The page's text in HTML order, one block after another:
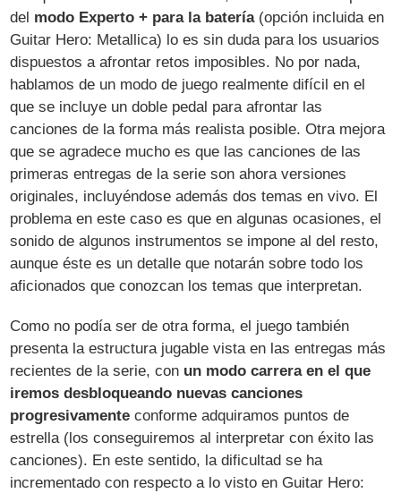
del modo Experto + para la batería(opción incluida en
Guitar Hero: Metallica) lo es sin duda para los usuarios
dispuestos a afrontar retos imposibles. No por nada,
hablamos de un modo de juego realmente difícil en el
que se incluye un doble pedal para afrontar las
canciones de la forma más realista posible. Otra mejora
que se agradece mucho es que las canciones de las
primeras entregas de la serie son ahora versiones
originales, incluyéndose además dos temas en vivo. El
problema en este caso es que en algunas ocasiones, el
sonido de algunos instrumentos se impone al del resto,
aunque éste es un detalle que notarán sobre todo los
aficionados que conozcan los temas que interpretan.
Como no podía ser de otra forma, el juego también
presenta la estructura jugable vista en las entregas más
recientes de la serie, con un modo carrera en el que
iremos desbloqueando nuevas canciones
progresivamente conforme adquiramos puntos de
estrella (los conseguiremos al interpretar con éxito las
canciones). En este sentido, la dificultad se ha
incrementado con respecto a lo visto en Guitar Hero: